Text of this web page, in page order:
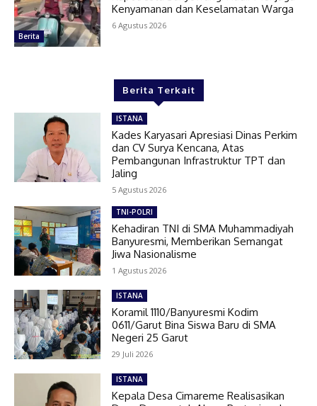
Berita
Kenyamanan dan Keselamatan Warga
6 Agustus 2026
Berita Terkait
ISTANA
Kades Karyasari Apresiasi Dinas Perkim
dan CV Surya Kencana, Atas
Pembangunan Infrastruktur TPT dan
Jaling
5 Agustus 2026
TNI-POLRI
Kehadiran TNI di SMA Muhammadiyah
Banyuresmi, Memberikan Semangat
Jiwa Nasionalisme
1 Agustus 2026
ISTANA
Koramil 1110/Banyuresmi Kodim
0611/Garut Bina Siswa Baru di SMA
Negeri 25 Garut
29 Juli 2026
ISTANA
Kepala Desa Cimareme Realisasikan